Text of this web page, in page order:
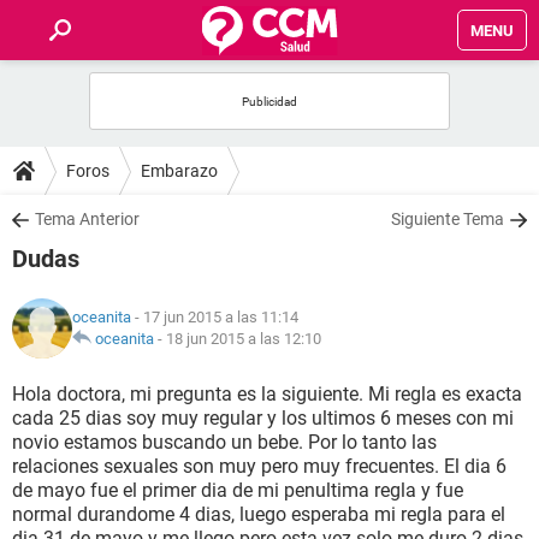
MENU
FOROS
SALUD
NUTRICIÓN
BIENESTAR
SEXUALIDAD
GLOSARIO
Foros Embarazo
Tema Anterior Siguiente Tema
Dudas
oceanita - 17 jun 2015 a las 11:14
oceanita - 18 jun 2015 a las 12:10
Hola doctora, mi pregunta es la siguiente. Mi regla es exacta
cada 25 dias soy muy regular y los ultimos 6 meses con mi
novio estamos buscando un bebe. Por lo tanto las
relaciones sexuales son muy pero muy frecuentes. El dia 6
de mayo fue el primer dia de mi penultima regla y fue
normal durandome 4 dias, luego esperaba mi regla para el